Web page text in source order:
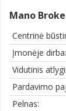
Mano
Centrinė
Įmonėje dirba:
Vidutinis
Pardavimo
Pelnas: